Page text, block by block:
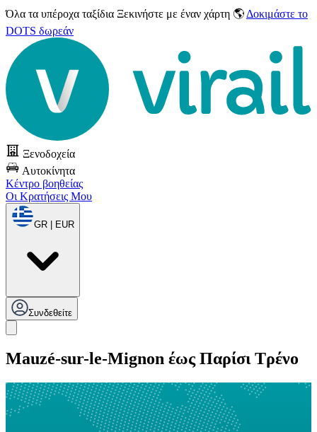
Όλα τα υπέροχα ταξίδια Ξεκινήστε με έναν χάρτη 🌎 Δοκιμάστε το
DOTS δωρεάν
Ξενοδοχεία
Αυτοκίνητα
Κέντρο βοηθείας
Οι Κρατήσεις Μου
GR | EUR
Συνδεθείτε
Mauzé-sur-le-Mignon έως Παρίσι Τρένο